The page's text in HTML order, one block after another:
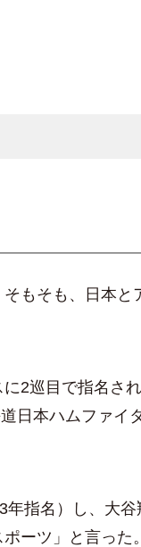
そも、日本と
2巡目で指名さ
日本ハムファイ
指名）し、大
ーツ」と言った。